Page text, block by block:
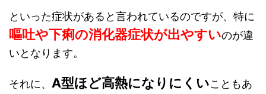
といった症状があると言われているのですが、特に
嘔吐や下痢の消化器症状が出やすいのが違
いとなります。
それに、 A型ほど高熱になりにくいこともあ